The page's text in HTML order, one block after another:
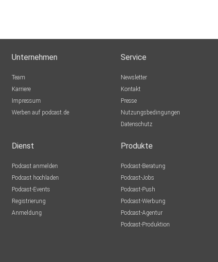
Unternehmen
Team
Karriere
Impressum
Werben auf podcast.de
Service
Newsletter
Kontakt
Presse
Nutzungsbedingungen
Datenschutz
Dienst
Podcast anmelden
Podcast hochladen
Podcast-Events
Registrierung
Anmeldung
Produkte
Podcast-Beratung
Podcast-Jobs
Podcast-Push
Podcast-Werbung
Podcast-Agentur
Podcast-Produktion